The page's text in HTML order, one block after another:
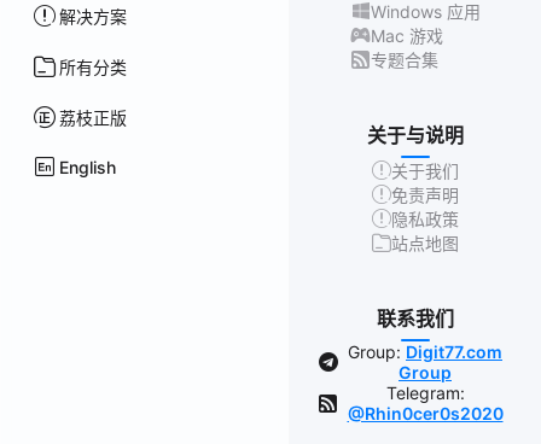
解决方案
所有分类
荔枝正版
English
Windows 应用
Mac 游戏
专题合集
关于与说明
关于我们
免责声明
隐私政策
站点地图
联系我们
Group: Digit77.com
Group
Telegram:
@Rhin0cer0s2020